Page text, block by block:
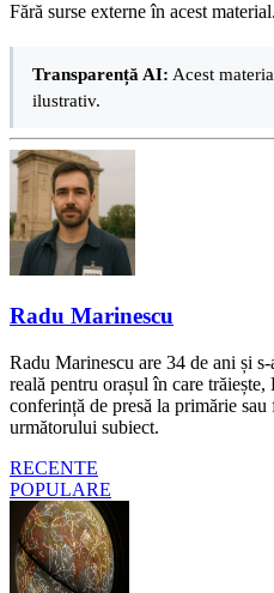
Fără surse externe în acest material.
Transparență AI: Acest
ilustrativ.
Radu Marinescu
Radu Marinescu are 34 de ani și
reală pentru orașul în care
conferință de presă la primărie
următorului subiect.
RECENTE
POPULARE